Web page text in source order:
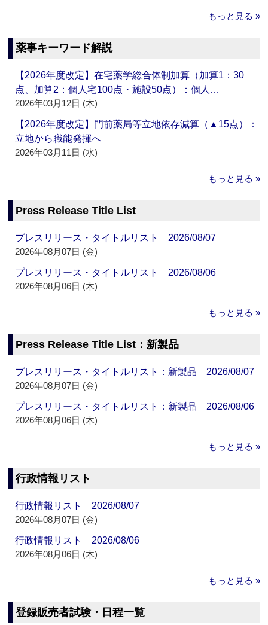
もっと見る »
薬事キーワード解説
【2026年度改定】在宅薬学総合体制加算（加算1：30
点、加算2：個人宅100点・施設50点）：個人…
2026年03月12日 (木)
【2026年度改定】門前薬局等立地依存減算（▲15点）：
立地から職能発揮へ
2026年03月11日 (水)
もっと見る »
Press Release Title List
プレスリリース・タイトルリスト 2026/08/07
2026年08月07日 (金)
プレスリリース・タイトルリスト 2026/08/06
2026年08月06日 (木)
もっと見る »
Press Release Title List：新製品
プレスリリース・タイトルリスト：新製品 2026/08/07
2026年08月07日 (金)
プレスリリース・タイトルリスト：新製品 2026/08/06
2026年08月06日 (木)
もっと見る »
行政情報リスト
行政情報リスト 2026/08/07
2026年08月07日 (金)
行政情報リスト 2026/08/06
2026年08月06日 (木)
もっと見る »
登録販売者試験・日程一覧